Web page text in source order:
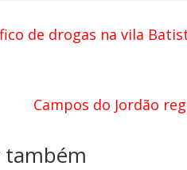
de drogas na vila
Campos do Jordão
também